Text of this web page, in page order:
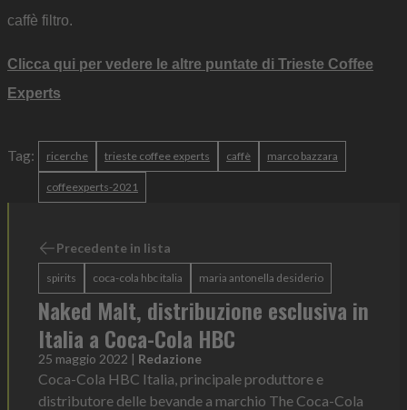
caffè filtro.
Clicca qui per vedere le altre puntate di Trieste Coffee
Experts
Tag: ricerche trieste coffee experts caffè marco bazzara
coffeexperts-2021
Precedente in lista
spirits coca-cola hbc italia maria antonella desiderio
Naked Malt, distribuzione esclusiva in
Italia a Coca-Cola HBC
25 maggio 2022 | Redazione
Coca-Cola HBC Italia, principale produttore e
distributore delle bevande a marchio The Coca-Cola